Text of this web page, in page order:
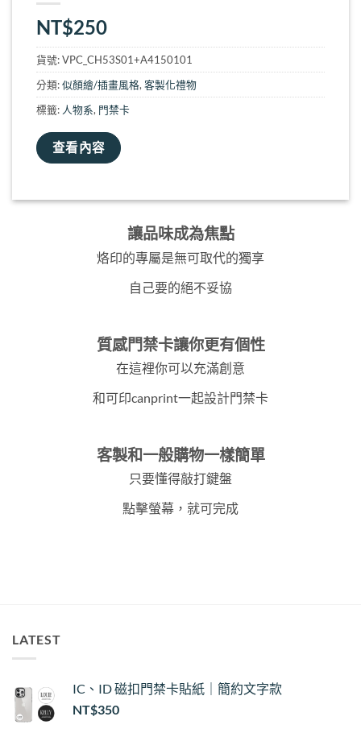
NT$250
貨號:VPC_CH53S01+A4150101
分類:似顏繪/插畫風格, 客製化禮物
標籤: 人物系, 門禁卡
查看內容
讓品味成為焦點
烙印的專屬是無可取代的獨享
自己要的絕不妥協
質感門禁卡讓你更有個性
在這裡你可以充滿創意
和可印canprint一起設計門禁卡
客製和一般購物一樣簡單
只要懂得敲打鍵盤
點擊螢幕，就可完成
LATEST
IC、ID 磁扣門禁卡貼紙｜簡約文字款
NT$350